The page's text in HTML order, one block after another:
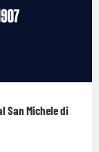
San Michele di